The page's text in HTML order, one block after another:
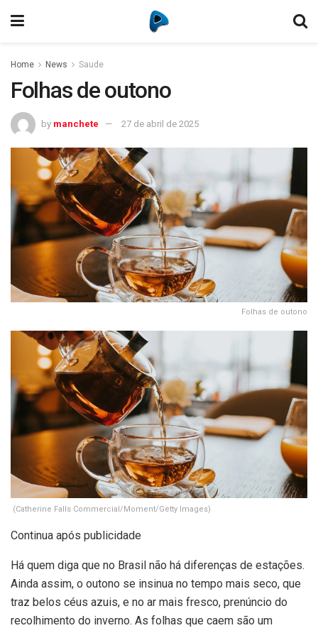
Home News Saude
Folhas de outono
by manchete 27 de abril de 2025
Folhas de outono
(Catherine Falls Commercial/Moment/Getty Images)
Continua após publicidade
Há quem diga que no Brasil não há diferenças de estações.
Ainda assim, o outono se insinua no tempo mais seco, que
traz belos céus azuis, e no ar mais fresco, prenúncio do
recolhimento do inverno. As folhas que caem são um